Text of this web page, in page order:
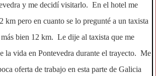
y me decidí visitarlo. En el hotel me
km pero en cuanto se lo pregunté a un taxista
bien 12 km. Le dije al taxista que me
la vida en Pontevedra durante el trayecto. Me
oferta de trabajo en esta parte de Galicia